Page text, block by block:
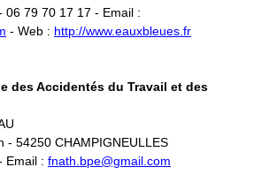
06 79 70 17 17 - Email :
- ​Web : http://www.eauxbleues.fr
des Accidentés du Travail et des
- 54250 CHAMPIGNEULLES
: fnath.bpe@gmail.com